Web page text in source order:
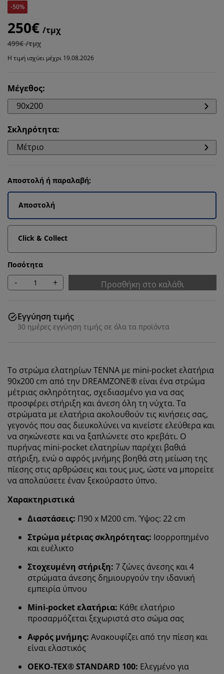
-50%
250€ /τμχ
499€ /τμχ
Η τιμή ισχύει μέχρι 19.08.2026
Μέγεθος:
90x200
Σκληρότητα:
Μέτριο
Αποστολή ή παραλαβή;
Αποστολή
Click & Collect
Ποσότητα
- + Προσθήκη στο καλάθι
Εγγύηση τιμής
30 ημέρες εγγύηση τιμής σε όλα τα προϊόντα
Το στρώμαελατηρίων TENNA με mini-pocket ελατήρια
90x200 cm από την DREAMZONE® είναι ένα στρώμα
μέτριας σκληρότητας, σχεδιασμένο για να σας
προσφέρει στήριξη και άνεση όλη τη νύχτα. Τα
στρώματα με ελατήρια ακολουθούν τις κινήσεις σας,
γεγονός που σας διευκολύνει να κινείστε ελεύθερα και
να σηκώνεστε και να ξαπλώνετε στο κρεβάτι. Ο
πυρήνας mini-pocket ελατηρίων παρέχει βαθιά
στήριξη, ενώ ο αφρός μνήμης βοηθά στη μείωση της
πίεσης στις αρθρώσεις και τους μυς, ώστε να μπορείτε
να απολαύσετε έναν ξεκούραστο ύπνο.
Χαρακτηριστικά
Διαστάσεις: Π90 x Μ200 cm. Ύψος: 22 cm
Στρώμα μέτριας σκληρότητας: Ισορροπημένο
και ευέλικτο
Στοχευμένη στήριξη: 7 ζώνες άνεσης και 4
στρώματα άνεσης δημιουργούν την ιδανική
εμπειρία ύπνου
Mini-pocket ελατήρια: Κάθε ελατήριο
προσαρμόζεται ξεχωριστά στο σώμα σας
Αφρός μνήμης: Ανακουφίζει από την πίεση και
είναι ελαστικός
OEKO-TEX® STANDARD 100: Ελεγμένο για